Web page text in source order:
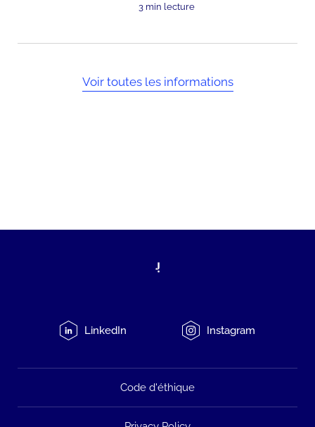
3 min lecture
Voir toutes les informations
LinkedIn Instagram
Code d'éthique